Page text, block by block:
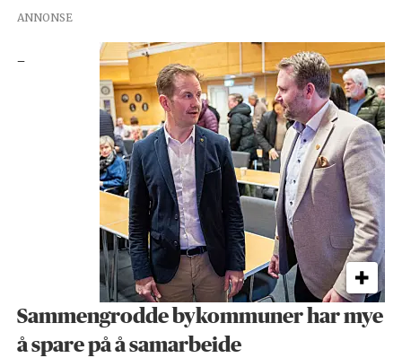
ANNONSE
–
Sammengrodde bykommuner har mye
å spare på å samarbeide